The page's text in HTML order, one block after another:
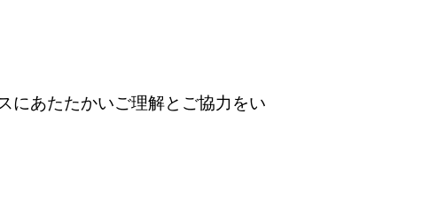
にあたたかいご理解とご協力をい